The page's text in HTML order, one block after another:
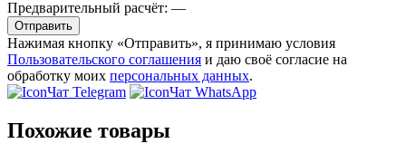
Предварительный расчёт: —
Отправить
Нажимая кнопку «Отправить», я принимаю условия
Пользовательского соглашения и даю своё согласие на
обработку моих персональных данных.
Чат Telegram
Чат WhatsApp
Похожие товары